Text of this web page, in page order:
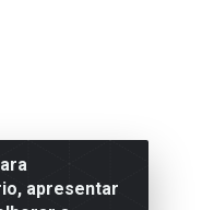
apresentar